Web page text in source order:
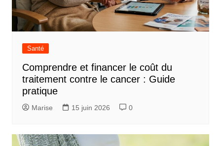
Santé
Comprendre et financer le coût du
traitement contre le cancer : Guide
pratique
Marise 15 juin 2026 0